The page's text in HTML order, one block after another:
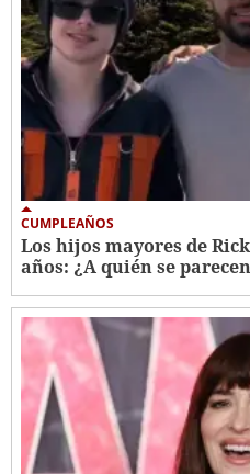
CUMPLEAÑOS
Los hijos mayores de
años: ¿A quién se